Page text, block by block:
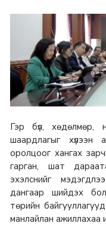
Гэр бүл, хөдөлмөр,
шаардлагыг хүлээн
оролцоог хангах
гарган, шат
эхэлснийг
дангаар шийдэх
төрийн
манлайлан ажиллахаа